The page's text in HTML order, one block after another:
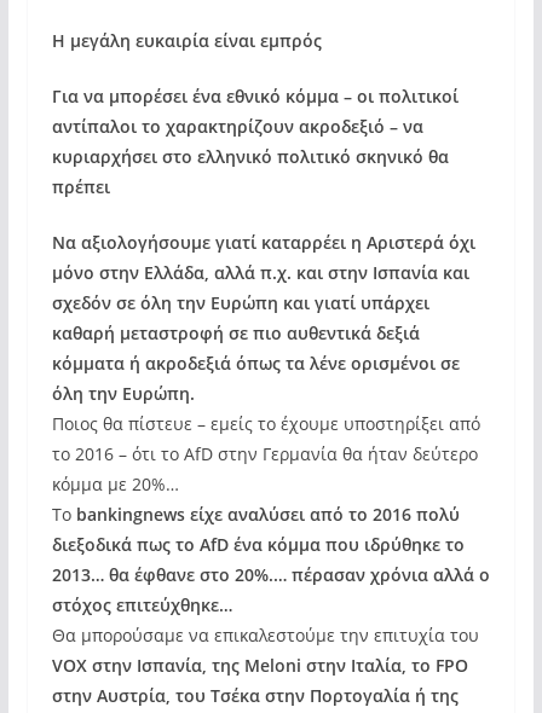
Η μεγάλη ευκαιρία είναι εμπρός
Για να μπορέσει ένα εθνικό κόμμα – οι πολιτικοί
αντίπαλοι το χαρακτηρίζουν ακροδεξιό – να
κυριαρχήσει στο ελληνικό πολιτικό σκηνικό θα
πρέπει
Να αξιολογήσουμε γιατί καταρρέει η Αριστερά όχι
μόνο στην Ελλάδα, αλλά π.χ. και στην Ισπανία και
σχεδόν σε όλη την Ευρώπη και γιατί υπάρχει
καθαρή μεταστροφή σε πιο αυθεντικά δεξιά
κόμματα ή ακροδεξιά όπως τα λένε ορισμένοι σε
όλη την Ευρώπη.
Ποιος θα πίστευε – εμείς το έχουμε υποστηρίξει από
το 2016 – ότι το AfD στην Γερμανία θα ήταν δεύτερο
κόμμα με 20%…
Το bankingnews είχε αναλύσει από το 2016 πολύ
διεξοδικά πως το AfD ένα κόμμα που ιδρύθηκε το
2013… θα έφθανε στο 20%.… πέρασαν χρόνια αλλά ο
στόχος επιτεύχθηκε…
Θα μπορούσαμε να επικαλεστούμε την επιτυχία του
VOX στην Ισπανία, της Meloni στην Ιταλία, το FPO
στην Αυστρία, του Τσέκα στην Πορτογαλία ή της